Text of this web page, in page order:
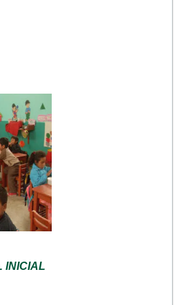
INICIAL